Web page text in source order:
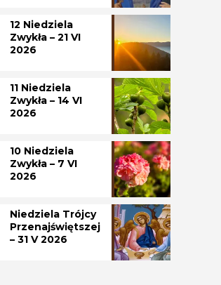
12 Niedziela
Zwykła – 21 VI
2026
11 Niedziela
Zwykła – 14 VI
2026
10 Niedziela
Zwykła – 7 VI
2026
Niedziela Trójcy
Przenajświętszej
– 31 V 2026